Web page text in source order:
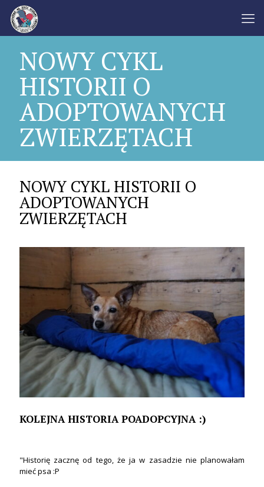
NOWY CYKL
HISTORII O
ADOPTOWANYCH
ZWIERZĘTACH
NOWY CYKL HISTORII O
ADOPTOWANYCH
ZWIERZĘTACH
KOLEJNA HISTORIA POADOPCYJNA :)
"Historię zacznę od tego, że ja w zasadzie nie planowałam
mieć psa :P